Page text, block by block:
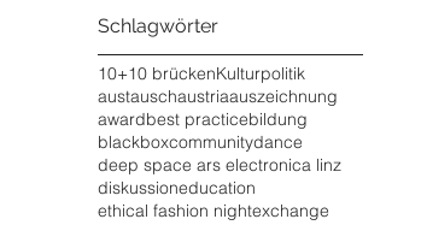
Schlagwörter
10+10 brückenKulturpolitik
austauschaustriaauszeichnung
awardbest practicebildung
blackboxcommunitydance
deep space ars electronica linz
diskussioneducation
ethical fashion nightexchange